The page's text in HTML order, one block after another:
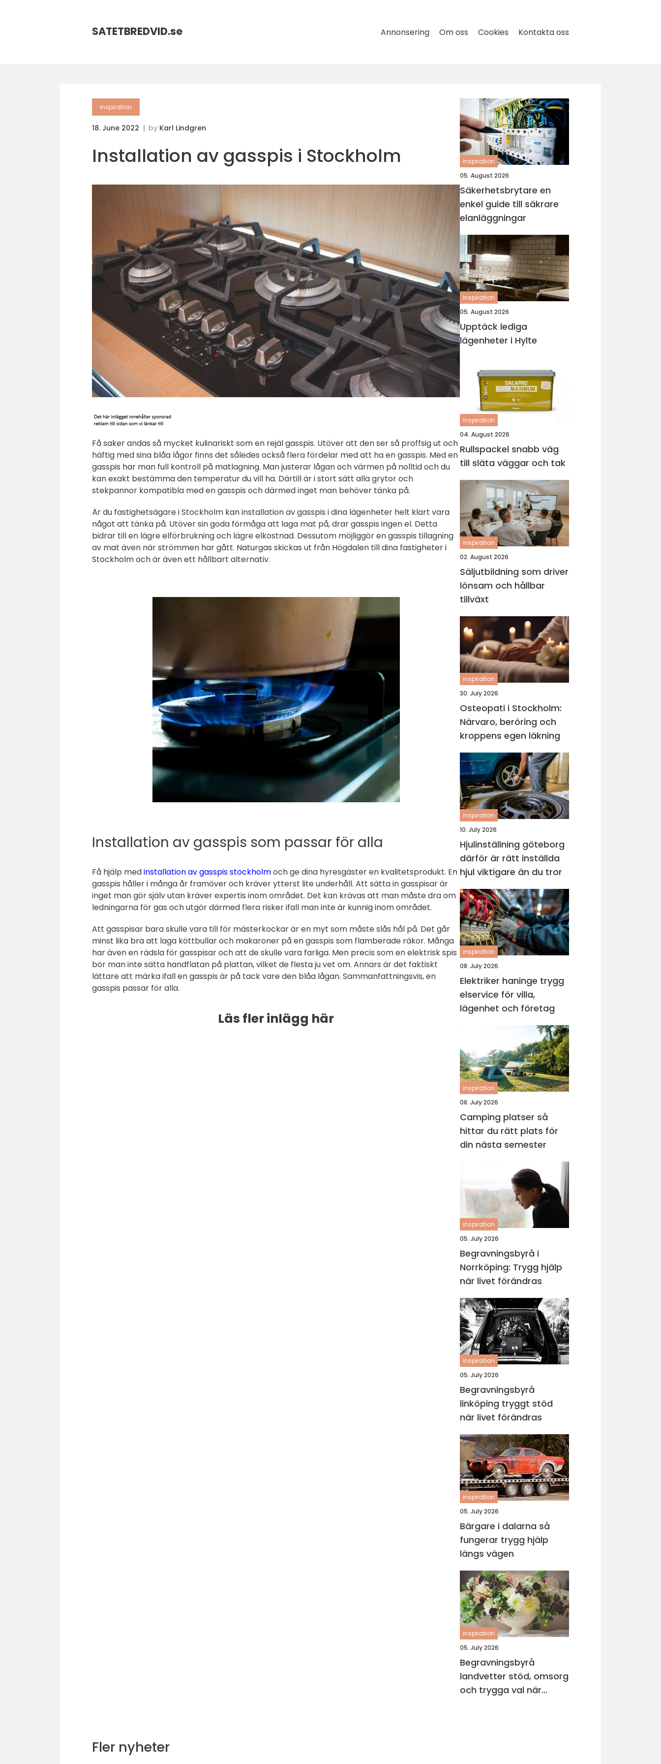
SATETBREDVID.se Annonsering Om oss Cookies Kontakta oss
inspiration
18. June 2022 by Karl Lindgren
Installation av gasspis i Stockholm
Få saker andas så mycket kulinariskt som en rejäl gasspis. Utöver att den ser så proffsig ut och
häftig med sina blåa lågor finns det således också flera fördelar med att ha en gasspis. Med en
gasspis har man full kontroll på matlagning. Man justerar lågan och värmen på nolltid och du
kan exakt bestämma den temperatur du vill ha. Därtill är i stort sätt alla grytor och
stekpannor kompatibla med en gasspis och därmed inget man behöver tänka på.
Är du fastighetsägare i Stockholm kan installation av gasspis i dina lägenheter helt klart vara
något att tänka på. Utöver sin goda förmåga att laga mat på, drar gasspis ingen el. Detta
bidrar till en lägre elförbrukning och lägre elkostnad. Dessutom möjliggör en gasspis tillagning
av mat även när strömmen har gått. Naturgas skickas ut från Högdalen till dina fastigheter i
Stockholm och är även ett hållbart alternativ.
Installation av gasspis som passar för alla
Få hjälp medinstallation av gasspis stockholmoch ge dina hyresgäster en kvalitetsprodukt. En
gasspis håller i många år framöver och kräver ytterst lite underhåll. Att sätta in gasspisar är
inget man gör själv utan kräver expertis inom området. Det kan krävas att man måste dra om
ledningarna för gas och utgör därmed flera risker ifall man inte är kunnig inom området.
Att gasspisar bara skulle vara till för mästerkockar är en myt som måste slås hål på. Det går
minst lika bra att laga köttbullar och makaroner på en gasspis som flamberade räkor. Många
har även en rädsla för gasspisar och att de skulle vara farliga. Men precis som en elektrisk spis
bör man inte sätta handflatan på plattan, vilket de flesta ju vet om. Annars är det faktiskt
lättare att märka ifall en gasspis är på tack vare den blåa lågan. Sammanfattningsvis, en
gasspis passar för alla.
Läs fler inlägg här
inspiration
05. August 2026
Säkerhetsbrytare en
enkel guide till säkrare
elanläggningar
inspiration
05. August 2026
Upptäck lediga
lägenheter i Hylte
inspiration
04. August 2026
Rullspackel snabb väg
till släta väggar och tak
inspiration
02. August 2026
Säljutbildning som driver
lönsam och hållbar
tillväxt
inspiration
30. July 2026
Osteopati i Stockholm:
Närvaro, beröring och
kroppens egen läkning
inspiration
10. July 2026
Hjulinställning göteborg
därför är rätt inställda
hjul viktigare än du tror
inspiration
08. July 2026
Elektriker haninge trygg
elservice för villa,
lägenhet och företag
inspiration
08. July 2026
Camping platser så
hittar du rätt plats för
din nästa semester
inspiration
05. July 2026
Begravningsbyrå i
Norrköping: Trygg hjälp
när livet förändras
inspiration
05. July 2026
Begravningsbyrå
linköping tryggt stöd
när livet förändras
inspiration
05. July 2026
Bärgare i dalarna så
fungerar trygg hjälp
längs vägen
inspiration
05. July 2026
Begravningsbyrå
landvetter stöd, omsorg
och trygga val när
Fler nyheter